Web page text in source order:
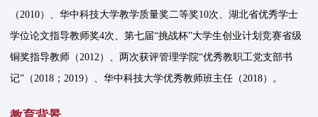
（2010）、华中科技大学教学质量奖二等奖10次、湖北省优秀学士
学位论文指导教师奖4次、第七届“挑战杯”大学生创业计划竞赛省级
铜奖指导教师（2012）、两次获评管理学院“优秀教职工党支部书
记”（2018；2019）、华中科技大学优秀教师班主任（2018）。